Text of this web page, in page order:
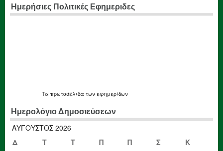
Ημερήσιες Πολιτικές Εφημεριδες
Τα πρωτοσέλιδα των εφημερίδων
Ημερολόγιο Δημοσιεύσεων
ΑΎΓΟΥΣΤΟΣ 2026
Δ
Τ Τ Π Π Σ Κ